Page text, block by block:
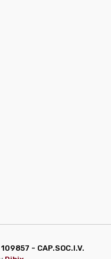
- CAP.SOC.I.V.